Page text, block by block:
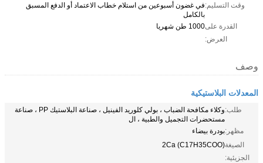
وقت التسليم:في غضون أسبوعين من استلام خطاب الاعتماد أو الدفع المسبق
بالكامل
القدرة على
العرض:
1000 طن شهريا
وصف
المعدلات البلاستيكية
طلب:
وكلاء مكافحة الضباب ، بولي كلوريد الفينيل ، صناعة البلاستيك PP ، صناعة
مستحضرات التجميل والطبية ، ال
مظهر:بودرة بيضاء
الصيغة
الجزيئية:
(C17H35COO) 2Ca